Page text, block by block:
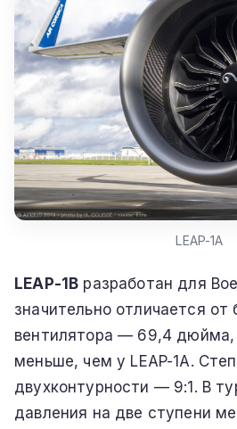
LEAP-1A
LEAP-1B разработан для
значительно отличается
вентилятора — 69,4
меньше, чем у LEAP-1A.
двухконтурности — 9:1. В
давления на две ступени